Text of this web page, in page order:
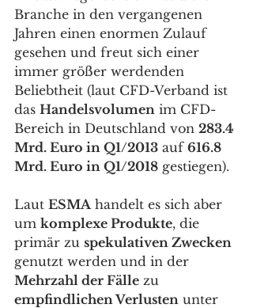
Branche in den vergangenen
Jahren einen enormen Zulauf
gesehen und freut sich einer
immer größer werdenden
Beliebtheit (laut CFD-Verband ist
das Handelsvolumen im CFD-
Bereich in Deutschland von 283.4
Mrd. Euro in Q1/2013 auf 616.8
Mrd. Euro in Q1/2018 gestiegen).
Laut ESMA handelt es sich aber
um komplexe Produkte, die
primär zu spekulativen Zwecken
genutzt werden und in der
Mehrzahl der Fälle zu
empfindlichen Verlusten unter